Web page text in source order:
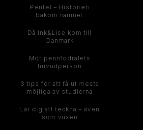
Pentel – Historien
bakom namnet
Då Ink&Lise kom till
Danmark
Möt pennfodralets
huvudperson
3 tips för att få ut mesta
möjliga av studierna
Lär dig att teckna – även
som vuxen